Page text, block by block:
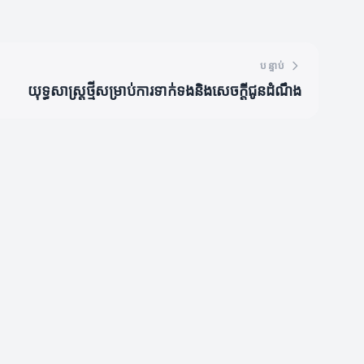
បន្ទាប់
យុទ្ធសាស្ត្រថ្មីសម្រាប់ការទាក់ទងនិងសេចក្តីជូនដំណឹង